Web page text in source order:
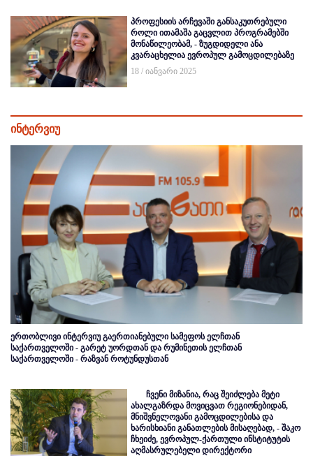
პროფესიის არჩევაში განსაკუთრებული
როლი ითამაშა გაცვლით პროგრამებში
მონაწილეობამ, - ზუგდიდელი ანა
კვარაცხელია ევროპულ გამოცდილებაზე
18 / იანვარი 2025
ინტერვიუ
ერთობლივი ინტერვიუ გაერთიანებული სამეფოს ელჩთან
საქართველოში - გარეტ უორდთან და რუმინეთის ელჩთან
საქართველოში - რაზვან როტუნდუსთან
ჩვენი მიზანია, რაც შეიძლება მეტი
ახალგაზრდა მოვიცვათ რეგიონებიდან,
მნიშვნელოვანი გამოცდილებისა და
ხარისხიანი განათლების მისაღებად, - შაკო
ჩხეიძე, ევროპულ-ქართული ინსტიტუტის
აღმასრულებელი დირექტორი